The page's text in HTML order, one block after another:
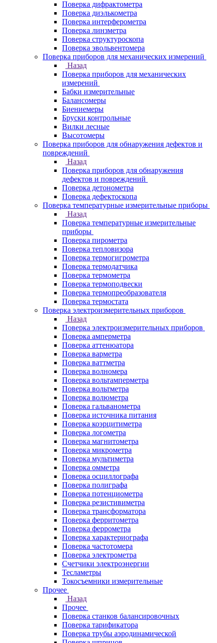
Поверка дифрактометра
Поверка диэлькометра
Поверка интерферометра
Поверка линзметра
Поверка структуроскопа
Поверка эвольвентомера
Поверка приборов для механических измерений
Назад
Поверка приборов для механических
измерений
Бабки измерительные
Балансомеры
Биениемеры
Бруски контрольные
Вилки лесные
Высотомеры
Поверка приборов для обнаружения дефектов и
повреждений
Назад
Поверка приборов для обнаружения
дефектов и повреждений
Поверка детонометра
Поверка дефектоскопа
Поверка температурные измерительные приборы
Назад
Поверка температурные измерительные
приборы
Поверка пирометра
Поверка тепловизора
Поверка термогигрометра
Поверка термодатчика
Поверка термометра
Поверка термоподвески
Поверка термопреобразователя
Поверка термостата
Поверка электроизмерительных приборов
Назад
Поверка электроизмерительных приборов
Поверка амперметра
Поверка аттенюатора
Поверка варметра
Поверка ваттметра
Поверка волномера
Поверка вольтамперметра
Поверка вольтметра
Поверка волюметра
Поверка гальванометра
Поверка источника питания
Поверка коэрцитиметра
Поверка логометра
Поверка магнитометра
Поверка микрометра
Поверка мультиметра
Поверка омметра
Поверка осциллографа
Поверка полиграфа
Поверка потенциометра
Поверка резистивиметра
Поверка трансформатора
Поверка ферритометра
Поверка феррометра
Поверка характериографа
Поверка частотомера
Поверка электрометра
Счетчики электроэнергии
Тесламетры
Токосъемники измерительные
Прочее
Назад
Прочее
Поверка станков балансировочных
Поверка тарификатора
Поверка трубы аэродинамической